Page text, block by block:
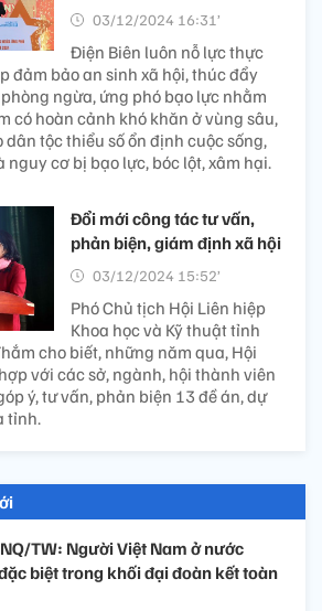
03/12/2024 16:31’
Điện Biên luôn nỗ lực thực
đảm bảo an sinh xã hội, thúc đẩy
ngừa, ứng phó bạo lực nhằm
có hoàn cảnh khó khăn ở vùng sâu,
dân tộc thiểu số ổn định cuộc sống,
cơ bị bạo lực, bóc lột, xâm hại.
Đổi mới công tác tư vấn,
phản biện, giám định xã hội
03/12/2024 15:52’
Phó Chủ tịch Hội Liên hiệp
Khoa học và Kỹ thuật tỉnh
cho biết, những năm qua, Hội
với các sở, ngành, hội thành viên
ý, tư vấn, phản biện 13 đề án, dự
tỉnh.
TW: Người Việt Nam ở nước
biệt trong khối đại đoàn kết toàn